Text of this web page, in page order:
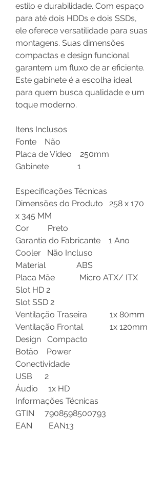
estilo e durabilidade. Com espaço
para até dois HDDs e dois SSDs,
ele oferece versatilidade para suas
montagens. Suas dimensões
compactas e design funcional
garantem um fluxo de ar eficiente.
Este gabinete é a escolha ideal
para quem busca qualidade e um
toque moderno.
Itens Inclusos
Fonte Não
Placa de Vídeo 250mm
Gabinete 1
Especificações Técnicas
Dimensões do Produto 258 x 170
x 345 MM
Cor Preto
Garantia do Fabricante 1 Ano
Cooler Não Incluso
Material ABS
Placa Mãe Micro ATX/ ITX
Slot HD 2
Slot SSD 2
Ventilação Traseira 1x 80mm
Ventilação Frontal 1x 120mm
Design Compacto
Botão Power
Conectividade
USB 2
Áudio 1x HD
Informações Técnicas
GTIN 7908598500793
EAN EAN13